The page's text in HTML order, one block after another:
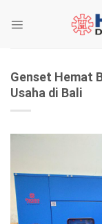
Genset Hemat
Usaha di Bali